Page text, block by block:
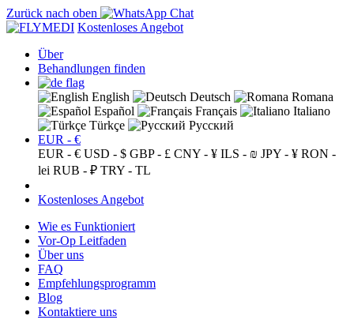
Zurück nach oben
Kostenloses Angebot
Über
Behandlungen finden
English Deutsch
Romana
Español
Français
Italiano
Türkçe
Русский
EUR - €
EUR - € USD - $ GBP - £ CNY - ¥ ILS - ₪ JPY - ¥ RON -
lei RUB - ₽ TRY - TL
Kostenloses Angebot
Wie es Funktioniert
Vor-Op Leitfaden
Über uns
FAQ
Empfehlungsprogramm
Blog
Kontaktiere uns